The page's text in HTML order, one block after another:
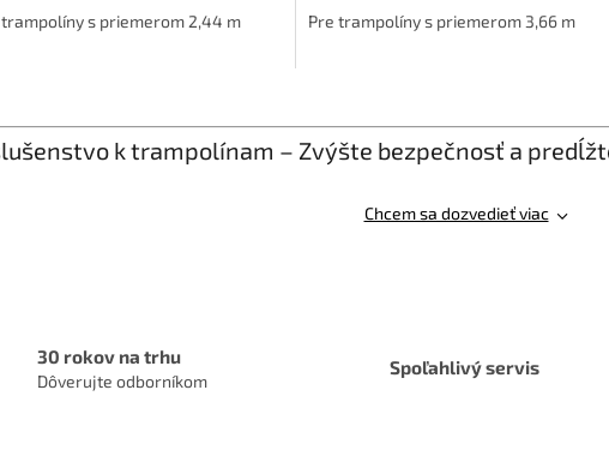
trampolíny s priemerom 2,44 m Pre trampolíny s priemerom 3,66 m
v
l
á
a
k
k trampolínam – Zvýšte bezpečnosť a
Chcem sa dozvedieť viac
30 rokov na trhu
Dôverujte odborníkom
Spoľahlivý servis